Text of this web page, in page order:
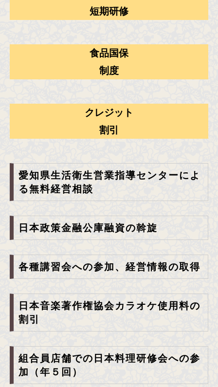
短期研修
食品国保
制度
クレジット
割引
愛知県生活衛生営業指導センターによ
る無料経営相談
日本政策金融公庫融資の斡旋
各種講習会への参加、経営情報の取得
日本音楽著作権協会カラオケ使用料の
割引
組合員店舗での日本料理研修会への参
加（年５回）